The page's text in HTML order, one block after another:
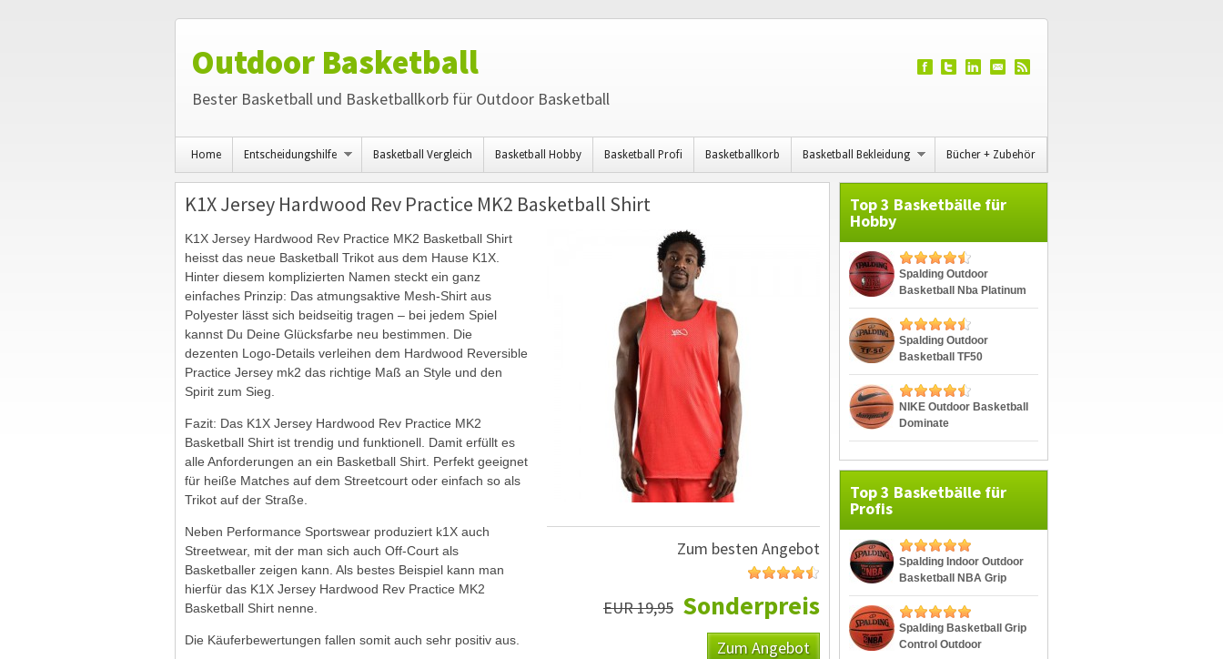
Outdoor Basketball
Bester Basketball und Basketballkorb für Outdoor Basketball
Home Entscheidungshilfe Basketball Vergleich Basketball Hobby Basketball Profi Basketballkorb Basketball Bekleidung Bücher + Zubehör
K1X Jersey Hardwood Rev Practice MK2 Basketball Shirt
Zum besten Angebot
Sonderpreis
EUR 19,95
Zum Angebot
K1X Jersey Hardwood Rev Practice MK2 Basketball Shirt
heisst das neue Basketball Trikot aus dem Hause K1X.
Hinter diesem komplizierten Namen steckt ein ganz
einfaches Prinzip: Das atmungsaktive Mesh-Shirt aus
Polyester lässt sich beidseitig tragen – bei jedem Spiel
kannst Du Deine Glücksfarbe neu bestimmen. Die
dezenten Logo-Details verleihen dem Hardwood Reversible
Practice Jersey mk2 das richtige Maß an Style und den
Spirit zum Sieg.
Fazit: Das K1X Jersey Hardwood Rev Practice MK2
Basketball Shirt ist trendig und funktionell. Damit erfüllt es
alle Anforderungen an ein Basketball Shirt. Perfekt geeignet
für heiße Matches auf dem Streetcourt oder einfach so als
Trikot auf der Straße.
Neben Performance Sportswear produziert k1X auch
Streetwear, mit der man sich auch Off-Court als
Basketballer zeigen kann. Als bestes Beispiel kann man
hierfür das K1X Jersey Hardwood Rev Practice MK2
Basketball Shirt nenne.
Die Käuferbewertungen fallen somit auch sehr positiv aus.
Top 3 Basketbälle für
Hobby
Spalding Outdoor
Basketball Nba Platinum
Streetball
Spalding Outdoor
Basketball TF50
NIKE Outdoor Basketball
Dominate
Top 3 Basketbälle für
Profis
Spalding Indoor Outdoor
Basketball NBA Grip
Control
Spalding Basketball Grip
Control Outdoor